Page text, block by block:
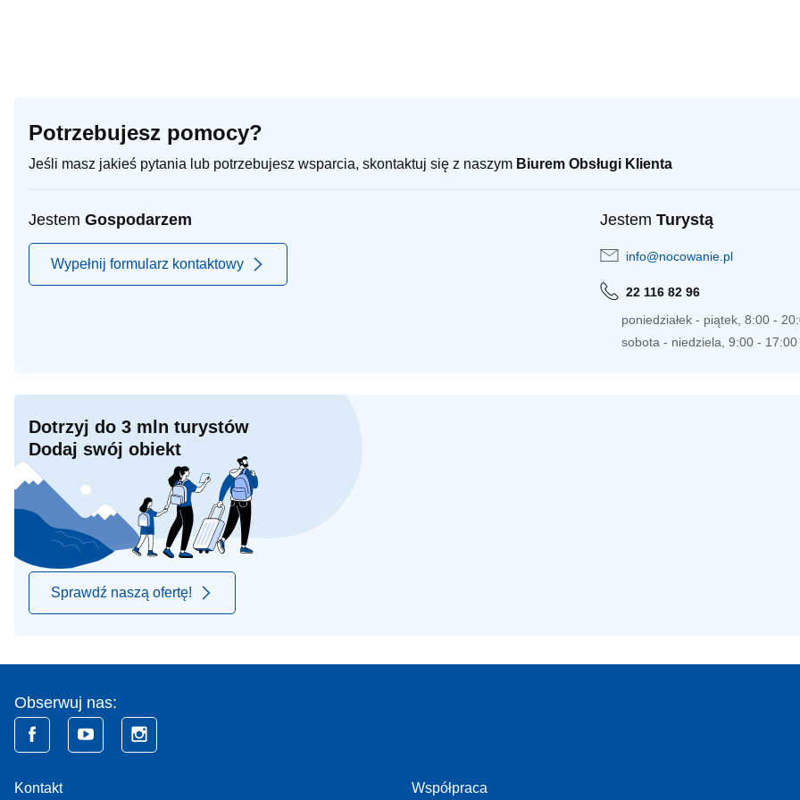
Potrzebujesz pomocy?
Jeśli masz jakieś pytania lub potrzebujesz wsparcia, skontaktuj się z naszym Biurem Obsługi Klienta
Jestem Gospodarzem
Wypełnij formularz kontaktowy
Jestem Turystą
info@nocowanie.pl
22 116 82 96
poniedziałek - piątek, 8:00 -
sobota - niedziela, 9:00 - 17:00
Dotrzyj do 3 mln turystów
Dodaj swój obiekt
Sprawdź naszą ofertę!
Obserwuj nas:
Kontakt Współpraca